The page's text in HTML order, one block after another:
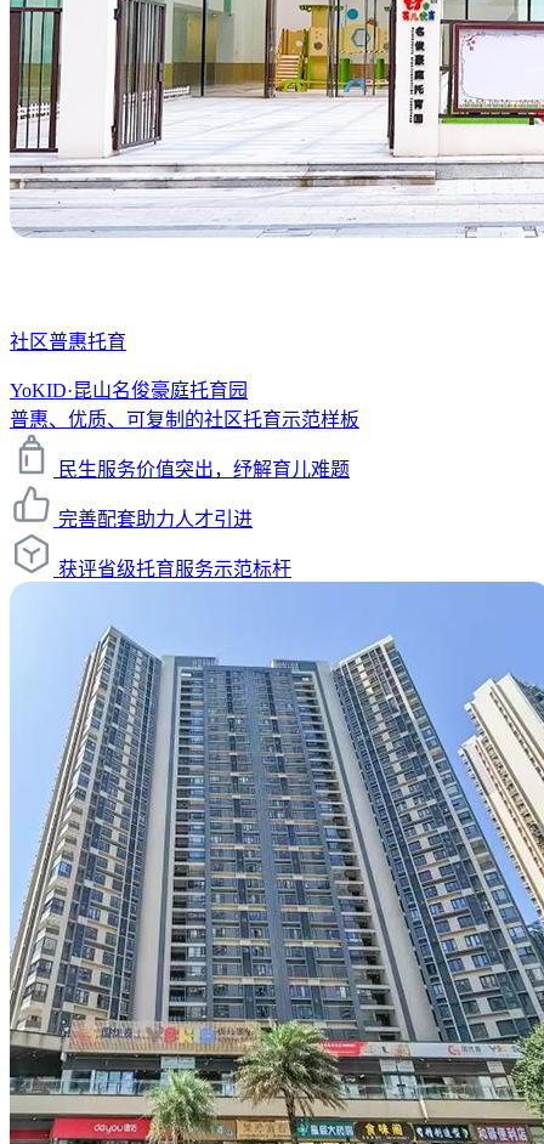
社区普惠托育
YoKID·昆山名俊豪庭托育园
普惠、优质、可复制的社区托育示范样板
民生服务价值突出，纾解育儿难题
完善配套助力人才引进
获评省级托育服务示范标杆